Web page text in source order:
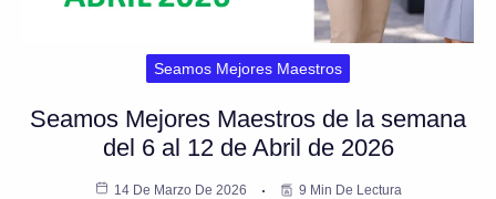
Seamos Mejores Maestros
Seamos Mejores Maestros de la semana
del 6 al 12 de Abril de 2026
14 De Marzo De 2026 9 Min De Lectura